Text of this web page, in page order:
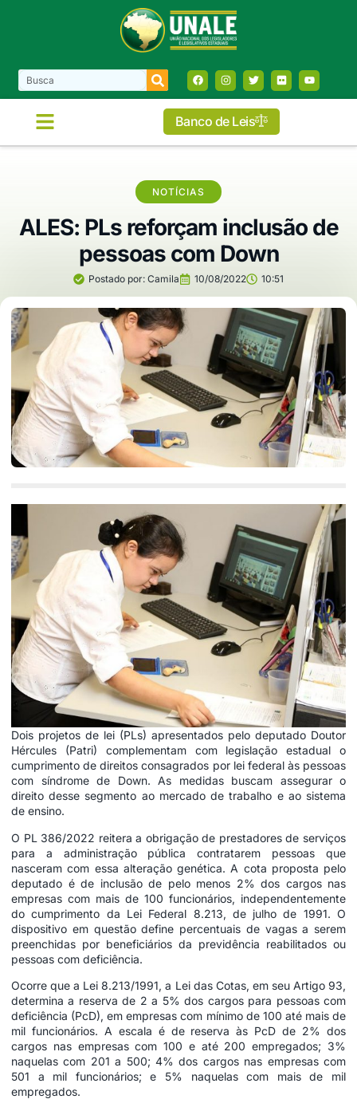
Banco de Leis
NOTÍCIAS
ALES: PLs reforçam inclusão de
pessoas com Down
Postado por: Camila 10/08/2022 10:51
Dois projetos de lei (PLs) apresentados pelo deputado Doutor
Hércules (Patri) complementam com legislação estadual o
cumprimento de direitos consagrados por lei federal às pessoas
com síndrome de Down. As medidas buscam assegurar o
direito desse segmento ao mercado de trabalho e ao sistema
de ensino.
O PL 386/2022 reitera a obrigação de prestadores de serviços
para a administração pública contratarem pessoas que
nasceram com essa alteração genética. A cota proposta pelo
deputado é de inclusão de pelo menos 2% dos cargos nas
empresas com mais de 100 funcionários, independentemente
do cumprimento da Lei Federal 8.213, de julho de 1991. O
dispositivo em questão define percentuais de vagas a serem
preenchidas por beneficiários da previdência reabilitados ou
pessoas com deficiência.
Ocorre que a Lei 8.213/1991, a Lei das Cotas, em seu Artigo 93,
determina a reserva de 2 a 5% dos cargos para pessoas com
deficiência (PcD), em empresas com mínimo de 100 até mais de
mil funcionários. A escala é de reserva às PcD de 2% dos
cargos nas empresas com 100 e até 200 empregados; 3%
naquelas com 201 a 500; 4% dos cargos nas empresas com
501 a mil funcionários; e 5% naquelas com mais de mil
empregados.